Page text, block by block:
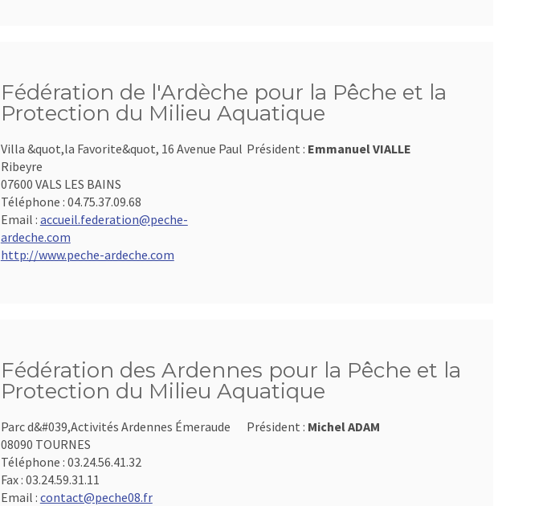
Fédération de l'Ardèche pour la Pêche et la
Protection du Milieu Aquatique
Villa &quot,la Favorite&quot, 16 Avenue Paul
Ribeyre
07600 VALS LES BAINS
Téléphone : 04.75.37.09.68
Email : accueil.federation@peche-
ardeche.com
http://www.peche-ardeche.com
Président : Emmanuel VIALLE
Fédération des Ardennes pour la Pêche et la
Protection du Milieu Aquatique
Parc d&#039,Activités Ardennes Émeraude
08090 TOURNES
Téléphone : 03.24.56.41.32
Fax : 03.24.59.31.11
Email : contact@peche08.fr
Président : Michel ADAM